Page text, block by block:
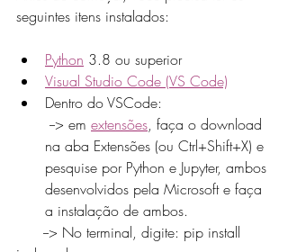
seguintes itens instalados:
Python 3.8 ou superior
Visual Studio Code (VS Code)
Dentro do VSCode:
--> em extensões, faça o download
na aba Extensões (ou Ctrl+Shift+X) e
pesquise por Python e Jupyter, ambos
desenvolvidos pela Microsoft e faça
a instalação de ambos.